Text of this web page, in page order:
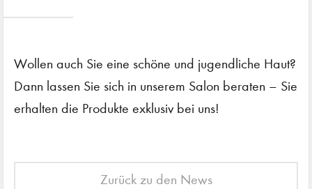
Wollen auch Sie eine schöne und jugendliche Haut?
Dann lassen Sie sich in unserem Salon beraten – Sie
erhalten die Produkte exklusiv bei uns!
Zurück zu den News